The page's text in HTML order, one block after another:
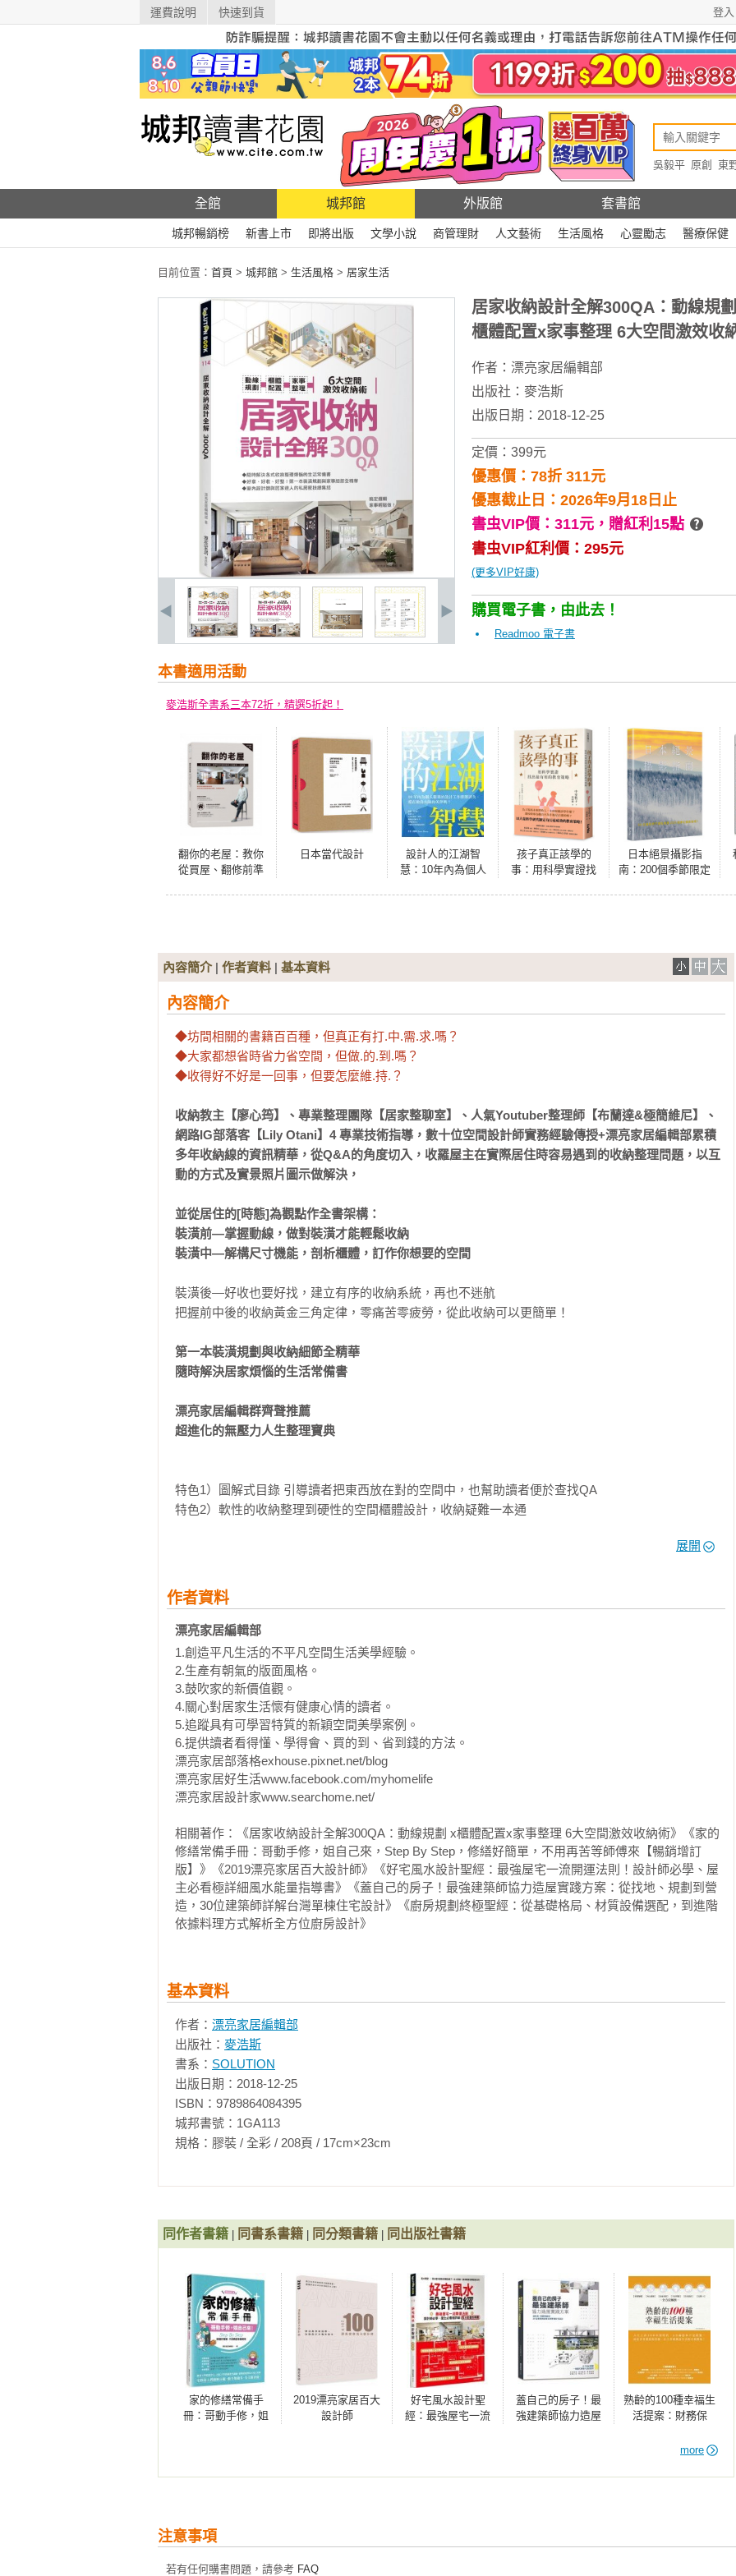
運費說明 快速到貨 登入
吳毅平 原創
東
全館 城邦館 外版館 套書館
城邦暢銷榜 新書上市 即將出版 文學小說 商管理財 人文藝術 生活風格 心靈勵志 醫療保健
目前位置： 首頁 > 城邦館 > 生活風格 > 居家生活
居家收納設計全解300QA：動線規
櫃體配置x家事整理 6大空間激效收
作者： 漂亮家居編輯部
出版社： 麥浩斯
出版日期：2018-12-25
定價：399元
優惠價：78折 311元
優惠截止日：2026年9月18日止
書虫VIP價：311元， 贈紅利15點
書虫VIP紅利價：295元
(更多VIP好康)
購買電子書，由此去！
Readmoo 電子書
本書適用活動
麥浩斯全書系三本72折，精選5折起！
翻你的老屋：教你
從買屋、翻修前準
日本當代設計
設計人的江湖智
慧：10年內為個人
孩子真正該學的
事：用科學實證找
日本絕景攝影指
南：200個季節限定
內容簡介| 作者資料 | 基本資料
內容簡介
◆坊間相關的書籍百百種，但真正有打.中.需.求.嗎？
◆大家都想省時省力省空間，但做.的.到.嗎？
◆收得好不好是一回事，但要怎麼維.持.？
收納教主【廖心筠】、專業整理團隊【居家整聊室】、人氣Youtuber整理師【布蘭達&極簡維尼】、
網路IG部落客【Lily Otani】4 專業技術指導，數十位空間設計師實務經驗傳授+漂亮家居編輯部累積
多年收納線的資訊精華，從Q&A的角度切入，收羅屋主在實際居住時容易遇到的收納整理問題，以互
動的方式及實景照片圖示做解決，
並從居住的[時態]為觀點作全書架構：
裝潢前—掌握動線，做對裝潢才能輕鬆收納
裝潢中—解構尺寸機能，剖析櫃體，訂作你想要的空間
裝潢後—好收也要好找，建立有序的收納系統，再也不迷航
把握前中後的收納黃金三角定律，零痛苦零疲勞，從此收納可以更簡單！
第一本裝潢規劃與收納細節全精華
隨時解決居家煩惱的生活常備書
漂亮家居編輯群齊聲推薦
超進化的無壓力人生整理寶典
特色1）圖解式目錄 引導讀者把東西放在對的空間中，也幫助讀者便於查找QA
特色2）軟性的收納整理到硬性的空間櫃體設計，收納疑難一本通
展開
作者資料
漂亮家居編輯部
1.創造平凡生活的不平凡空間生活美學經驗。
2.生產有朝氣的版面風格。
3.鼓吹家的新價值觀。
4.關心對居家生活懷有健康心情的讀者。
5.追蹤具有可學習特質的新穎空間美學案例。
6.提供讀者看得懂、學得會、買的到、省到錢的方法。
漂亮家居部落格exhouse.pixnet.net/blog
漂亮家居好生活www.facebook.com/myhomelife
漂亮家居設計家www.searchome.net/
相關著作：《居家收納設計全解300QA：動線規劃 x櫃體配置x家事整理 6大空間激效收納術》《家的
修繕常備手冊：哥動手修，姐自己來，Step By Step，修繕好簡單，不用再苦等師傅來【暢銷增訂
版】》《2019漂亮家居百大設計師》《好宅風水設計聖經：最強屋宅一流開運法則！設計師必學、屋
主必看極詳細風水能量指導書》《蓋自己的房子！最強建築師協力造屋實踐方案：從找地、規劃到營
造，30位建築師詳解台灣單棟住宅設計》《廚房規劃終極聖經：從基礎格局、材質設備選配，到進階
依據料理方式解析全方位廚房設計》
基本資料
作者： 漂亮家居編輯部
出版社： 麥浩斯
書系： SOLUTION
出版日期：2018-12-25
ISBN：9789864084395
城邦書號：1GA113
規格：膠裝 / 全彩 / 208頁 / 17cm×23cm
同作者書籍 同書系書籍 同分類書籍 同出版社書籍
家的修繕常備手
冊：哥動手修，姐
傅來【暢銷增訂
2019漂亮家居百大
設計師
好宅風水設計聖
經：最強屋宅一流
書
蓋自己的房子！最
強建築師協力造屋
灣單棟住宅設計
熟齡的100種幸福生
活提案：財務保
福支援、生活型
照2.0，全方位解析
more
注意事項
若有任何購書問題，請參考 FAQ